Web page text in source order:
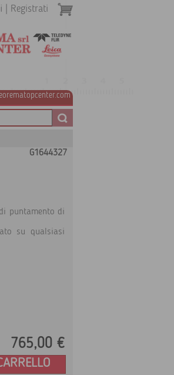
Registrati
G1644327
puntamento di
su qualsiasi
765,00 €